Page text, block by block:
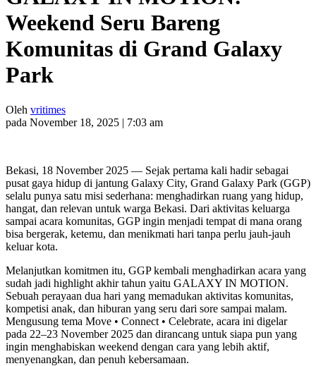
Weekend Seru Bareng
Komunitas di Grand Galaxy
Park
Oleh vritimes
pada November 18, 2025 | 7:03 am
Bekasi, 18 November 2025 — Sejak pertama kali hadir sebagai
pusat gaya hidup di jantung Galaxy City, Grand Galaxy Park (GGP)
selalu punya satu misi sederhana: menghadirkan ruang yang hidup,
hangat, dan relevan untuk warga Bekasi. Dari aktivitas keluarga
sampai acara komunitas, GGP ingin menjadi tempat di mana orang
bisa bergerak, ketemu, dan menikmati hari tanpa perlu jauh-jauh
keluar kota.
Melanjutkan komitmen itu, GGP kembali menghadirkan acara yang
sudah jadi highlight akhir tahun yaitu GALAXY IN MOTION.
Sebuah perayaan dua hari yang memadukan aktivitas komunitas,
kompetisi anak, dan hiburan yang seru dari sore sampai malam.
Mengusung tema Move • Connect • Celebrate, acara ini digelar
pada 22–23 November 2025 dan dirancang untuk siapa pun yang
ingin menghabiskan weekend dengan cara yang lebih aktif,
menyenangkan, dan penuh kebersamaan.